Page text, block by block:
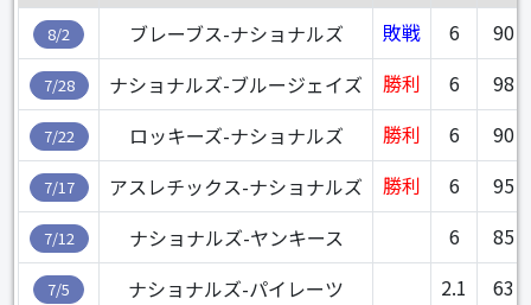
8/2 ブレーブス-ナショナルズ 敗戦 6 90
7/28 ナショナルズ-ブルージェイズ 勝利 6 98
7/22 ロッキーズ-ナショナルズ 勝利 6 90
7/17 アスレチックス-ナショナルズ 勝利 6 95
7/12 ナショナルズ-ヤンキース 6 85
7/5 ナショナルズ-パイレーツ 2.1 63